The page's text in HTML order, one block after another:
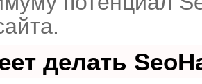
делать